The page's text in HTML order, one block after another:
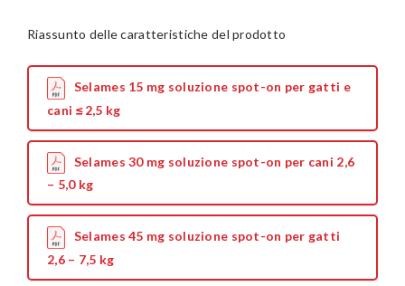
Riassunto delle caratteristiche del prodotto
Selames 15 mg soluzione spot-on per gatti e
cani ≤2,5 kg
Selames 30 mg soluzione spot-on per cani 2,6
– 5,0 kg
Selames 45 mg soluzione spot-on per gatti
2,6 – 7,5 kg